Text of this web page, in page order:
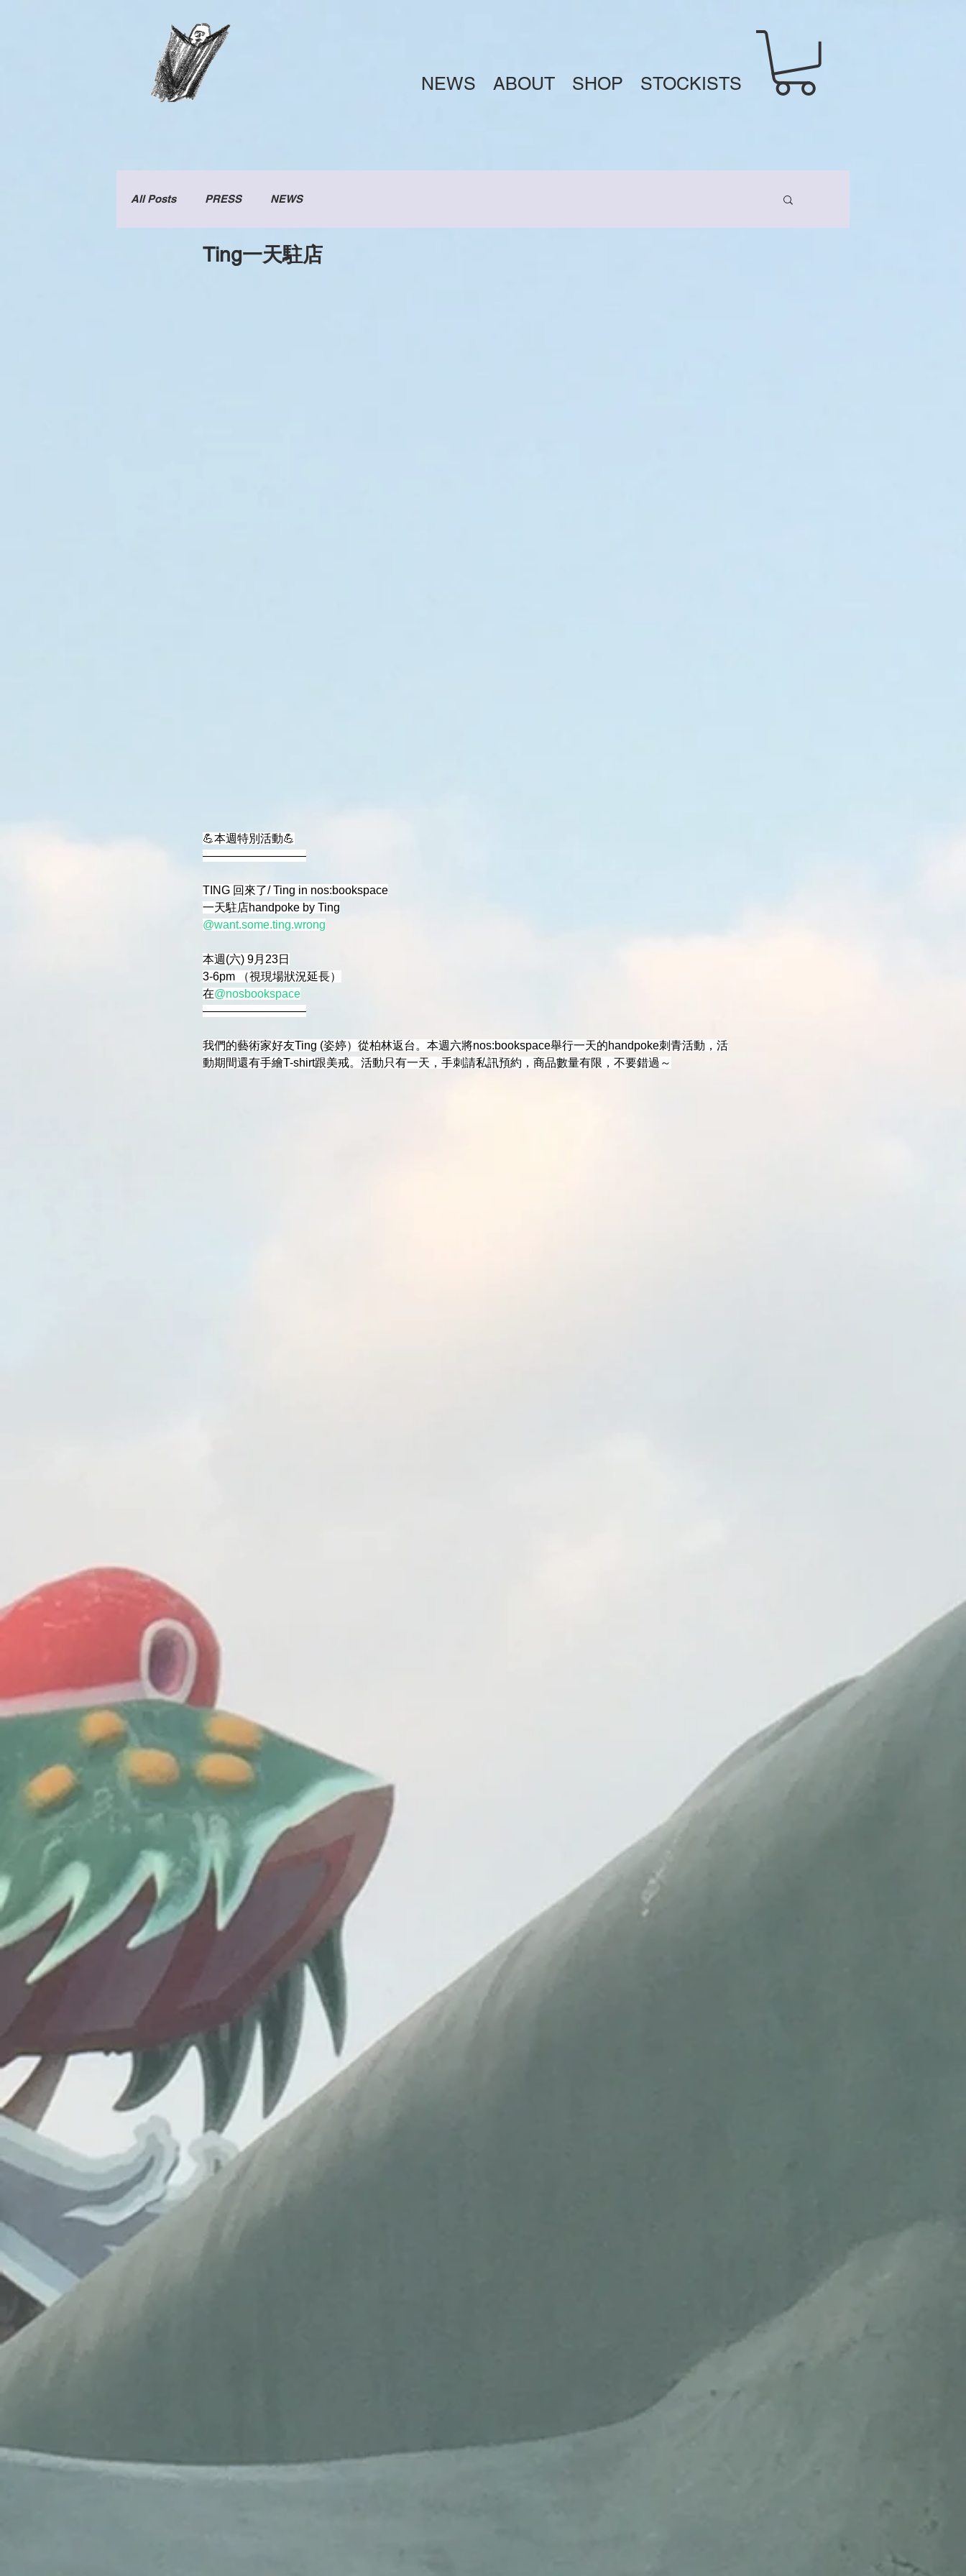
NEWS ABOUT SHOP STOCKISTS
All Posts PRESS NEWS
Ting一天駐店
💪本週特別活動💪
—————————
TING 回來了/ Ting in nos:bookspace
一天駐店handpoke by Ting
@want.some.ting.wrong
本週(六) 9月23日
3-6pm （視現場狀況延長）
在@nosbookspace
—————————
我們的藝術家好友Ting (姿婷）從柏林返台。本週六將nos:bookspace舉行一天的handpoke刺青活動，活
動期間還有手繪T-shirt跟美戒。活動只有一天，手刺請私訊預約，商品數量有限，不要錯過～